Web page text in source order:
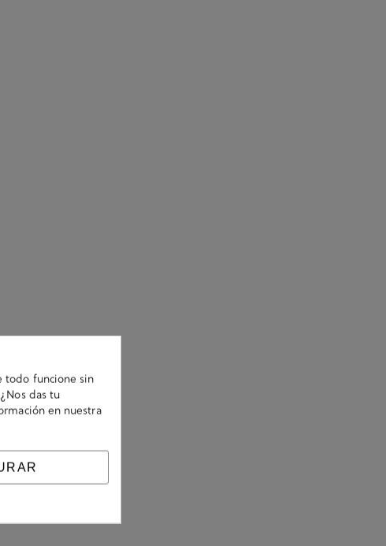
todo funcione sin
das tu
en nuestra